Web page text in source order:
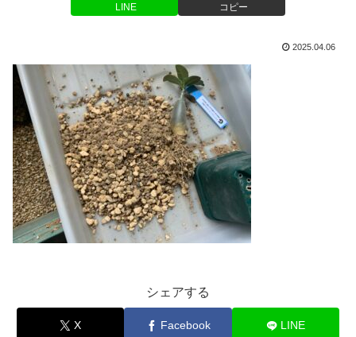
LINE コピー
2025.04.06
シェアする
X Facebook LINE